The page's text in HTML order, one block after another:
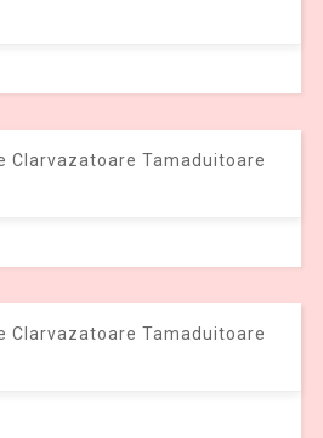
Clarvazatoare Tamaduitoare
Clarvazatoare Tamaduitoare